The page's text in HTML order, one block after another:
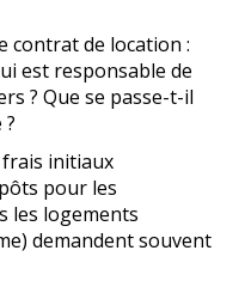
contrat de location :
est responsable de
? Que se passe-t-il
frais initiaux
pour les
les logements
demandent souvent